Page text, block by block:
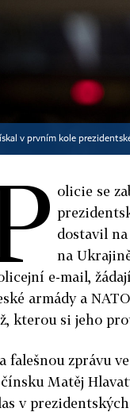
v prvním kole
olicie se
dostavil
na
e-mail,
armády a
kterou si jeho
falešnou zprávu
Matěj
v